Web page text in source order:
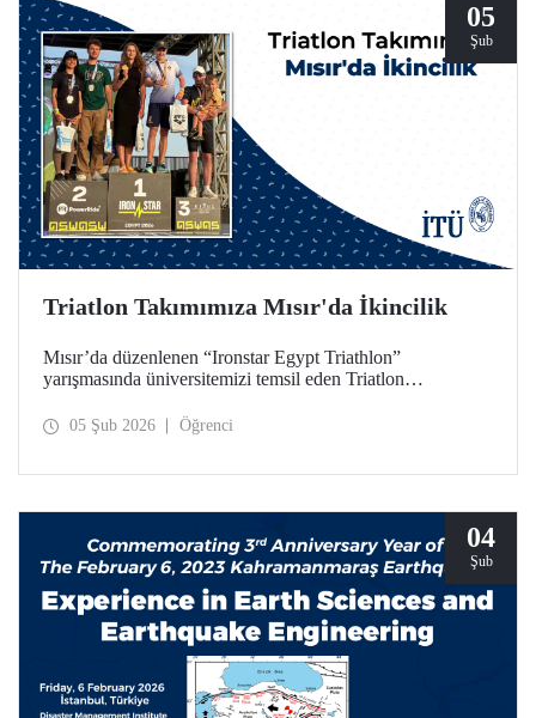
05
Şub
Triatlon Takımımıza Mısır'da İkincilik
Mısır’da düzenlenen “Ironstar Egypt Triathlon”
yarışmasında üniversitemizi temsil eden Triatlon
de erkeklerde ikincilik elde etti.
05 Şub 2026 Öğrenci
04
Şub